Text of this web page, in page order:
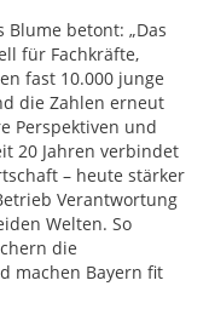
betont: „Das
für Fachkräfte,
fast 10.000 junge
die Zahlen erneut
Perspektiven und
20 Jahren verbindet
– heute stärker
Verantwortung
Welten. So
die
machen Bayern fit